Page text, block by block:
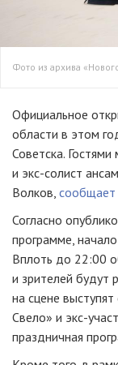
Фото из архива
Официальное
области в этом
Советска.
и экс-солист
Волков, сообщает
Согласно
программе,
Вплоть до 22:00
и зрителей будут
на сцене
Свело» и экс-
праздничная